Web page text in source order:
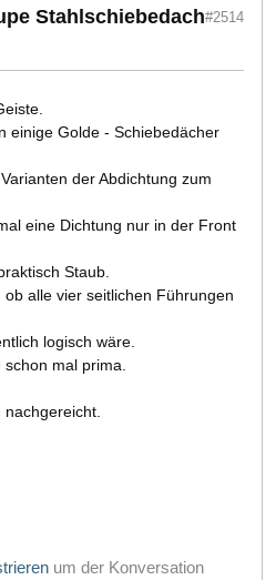
Stahlschiebedach#2514
einige Golde - Schiebedächer
der Abdichtung zum
eine Dichtung nur in der Front
Staub.
alle vier seitlichen Führungen
logisch wäre.
mal prima.
um der Konversation